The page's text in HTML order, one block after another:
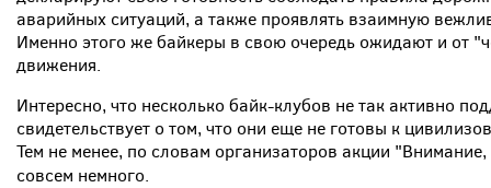
аварийных ситуаций, а также проявлять взаимную
Именно этого же байкеры в свою очередь ожидают и от
движения.
Интересно, что несколько байк-клубов не так активно
свидетельствует о том, что они еще не готовы к
Тем не менее, по словам организаторов акции
совсем немного.